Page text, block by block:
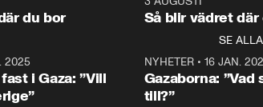
Rohwedder ställer
statsminister Ulf Kristersson
Aftonbladets
Rohwedder
Thand Ring
du bor Så blir vädret där
SE ALLA
2025
i Gaza: ”Vill
NYHETER• 16 JAN.
Gazaborna:
till?”